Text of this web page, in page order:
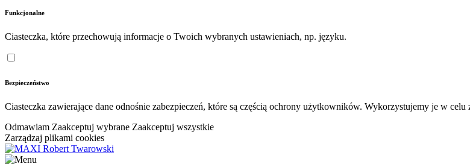
Funkcjonalne
Ciasteczka, które przechowują informacje o Twoich wybranych ustawieniach, np. języku.
Bezpieczeństwo
Ciasteczka zawierające dane odnośnie zabezpieczeń, które są częścią ochrony użytkowników. Wykorzystujemy je w
Odmawiam Zaakceptuj wybrane Zaakceptuj wszystkie
Zarządzaj plikami cookies